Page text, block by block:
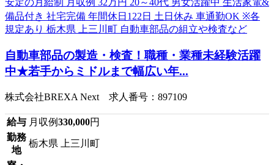
自動車部品の製造・検査！職種・業種未経験活躍
中★若手からミドルまで幅広い年...
株式会社BREXA Next 求人番号：897109
給与 月収例330,000円
勤務
地
栃木県 上三川町